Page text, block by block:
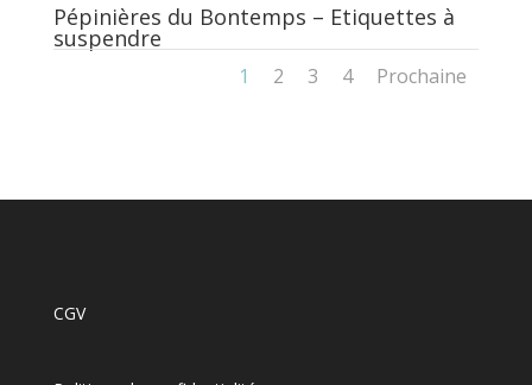
Pépinières du Bontemps – Etiquettes à
suspendre
1 2 3 4 Prochaine
CGV